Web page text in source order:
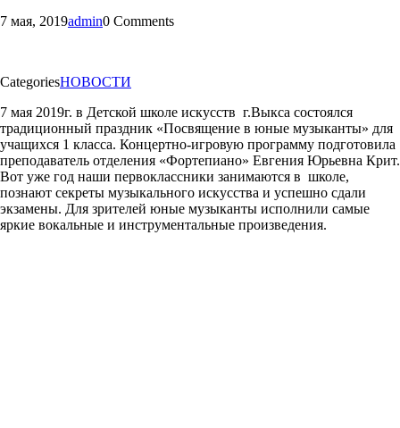
7 мая, 2019admin0 Comments
CategoriesНОВОСТИ
7 мая 2019г. в Детской школе искусств г.Выкса состоялся
традиционный праздник «Посвящение в юные музыканты» для
учащихся 1 класса. Концертно-игровую программу подготовила
преподаватель отделения «Фортепиано» Евгения Юрьевна Крит.
Вот уже год наши первоклассники занимаются в школе,
познают секреты музыкального искусства и успешно сдали
экзамены. Для зрителей юные музыканты исполнили самые
яркие вокальные и инструментальные произведения.